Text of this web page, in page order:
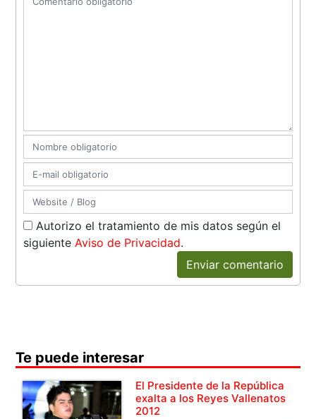
Autorizo el tratamiento de mis datos según el
siguienteAviso de Privacidad.
Enviar comentario
Te puede interesar
El Presidente de la República
exalta a los Reyes Vallenatos
2012